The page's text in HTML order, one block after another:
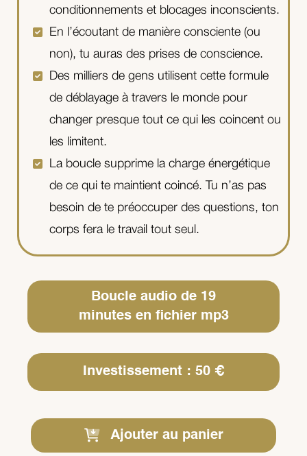
conditionnements et blocages inconscients.
En l’écoutant de manière consciente (ou
non), tu auras des prises de conscience.
Des milliers de gens utilisent cette formule
de déblayage à travers le monde pour
changer presque tout ce qui les coincent ou
les limitent.
La boucle supprime la charge énergétique
de ce qui te maintient coincé. Tu n’as pas
besoin de te préoccuper des questions, ton
corps fera le travail tout seul.
Boucle audio de 19
minutes en fichier mp3
Investissement : 50 €
Ajouter au panier